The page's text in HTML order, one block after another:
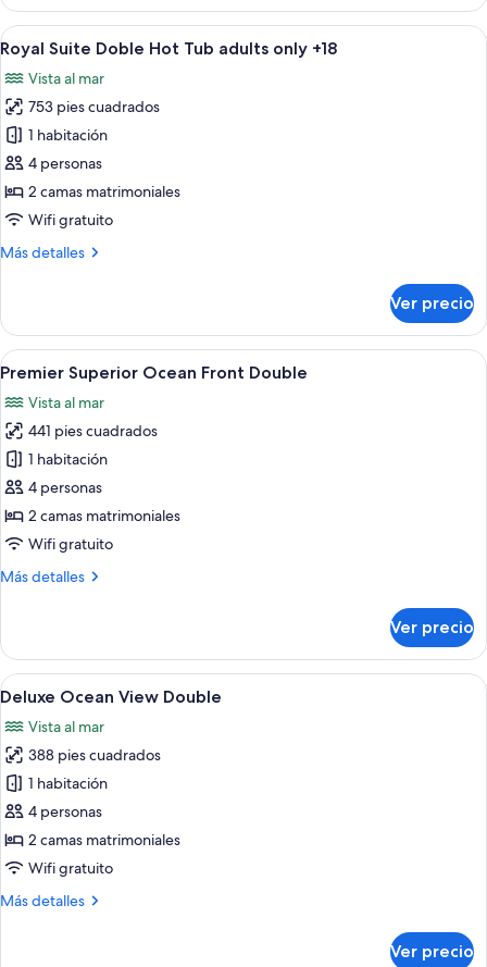
Suite
Ocean
Front
Abrir
todas
las
fotos
de
Royal
Suite
Doble
Tub
+18
Habitación de hotel con dos camas,
5
Royal Suite Doble Hot Tub adults only +18
Vista al mar
753 pies cuadrados
1 habitación
4 personas
2 camas matrimoniales
Wifi gratuito
Más detalles
Más
Suite
Doble
Hot
adults
only
+18
Ver precio
Abrir
todas
las
fotos
de
Premier
Superior
Ocean
Double
Habitación de hotel con dos camas,
6
Premier Superior Ocean Front Double
Vista al mar
441 pies cuadrados
1 habitación
4 personas
2 camas matrimoniales
Wifi gratuito
Más detalles
Más
Superior
Ocean
Front
Ver precio
Abrir
todas
las
fotos
de
Deluxe
Ocean
View
Double
Habitación de hotel con dos camas,
7
Deluxe Ocean View Double
Vista al mar
388 pies cuadrados
1 habitación
4 personas
2 camas matrimoniales
Wifi gratuito
Más detalles
Más
Ver precio